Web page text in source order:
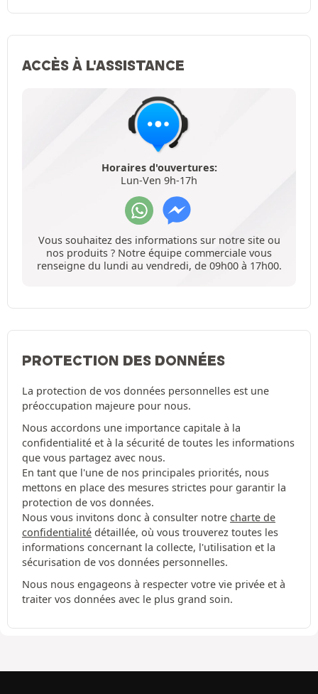
ACCÈS À L'ASSISTANCE
Horaires d'ouvertures:
Lun-Ven 9h-17h
Vous souhaitez des informations sur notre site ou
nos produits ? Notre équipe commerciale vous
renseigne du lundi au vendredi, de 09h00 à 17h00.
PROTECTION DES DONNÉES
La protection de vos données personnelles est une
préoccupation majeure pour nous.
Nous accordons une importance capitale à la
confidentialité et à la sécurité de toutes les informations
que vous partagez avec nous.
En tant que l'une de nos principales priorités, nous
mettons en place des mesures strictes pour garantir la
protection de vos données.
Nous vous invitons donc à consulter notre charte de
confidentialité détaillée, où vous trouverez toutes les
informations concernant la collecte, l'utilisation et la
sécurisation de vos données personnelles.
Nous nous engageons à respecter votre vie privée et à
traiter vos données avec le plus grand soin.